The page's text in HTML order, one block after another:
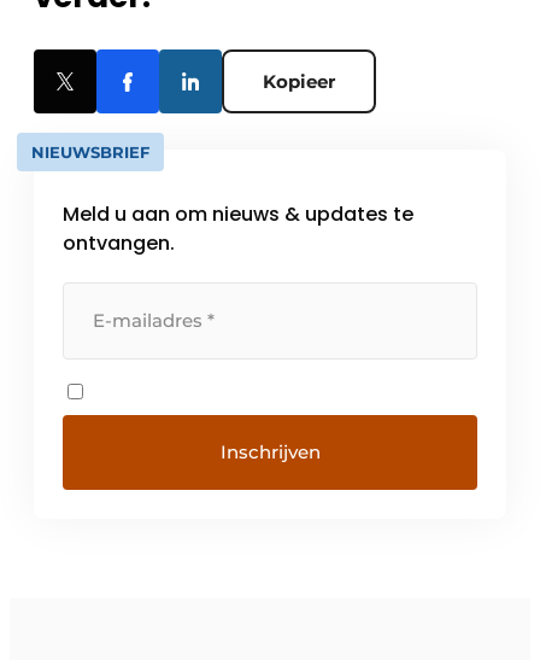
Kopieer
NIEUWSBRIEF
Meld u aan om nieuws & updates te
ontvangen.